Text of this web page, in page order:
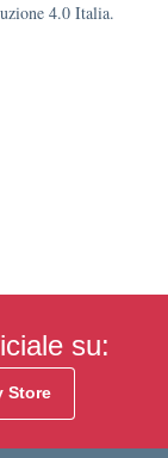
4.0 Italia.
su:
Store